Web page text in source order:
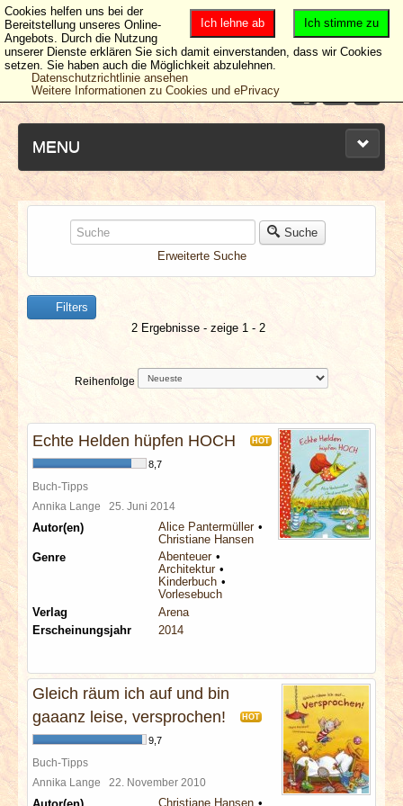
MENU
NEUESTE ARTIKEL
NEWS & DATES
BERICHTE
VERLOSUNGEN
SPECIALS
REDAKTION
LINKS
Suche
Erweiterte Suche
Filters
2 Ergebnisse - zeige 1 - 2
Reihenfolge
Echte Helden hüpfen HOCH HOT
8,7
Buch-Tipps
Annika Lange 25. Juni 2014
Autor(en)
Alice Pantermüller
Christiane Hansen
Genre
Abenteuer
Architektur
Kinderbuch
Vorlesebuch
Verlag
Arena
Erscheinungsjahr
2014
Gleich räum ich auf und bin
gaaanz leise, versprochen!
HOT
9,7
Buch-Tipps
Annika Lange 22. November 2010
Christiane Hansen
Ich stimme zu
Ich lehne ab
Cookies helfen uns bei der
Bereitstellung unseres Online-
Angebots. Durch die Nutzung
unserer Dienste erklären Sie sich damit einverstanden, dass wir Cookies
setzen. Sie haben auch die Möglichkeit abzulehnen.
Datenschutzrichtlinie ansehen
Weitere Informationen zu Cookies und ePrivacy